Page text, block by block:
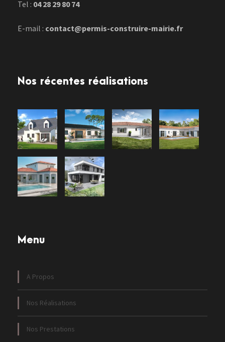
Tel : 04 28 29 80 74
E-mail : contact@permis-construire-mairie.fr
Nos récentes réalisations
Menu
A Propos
Nos Réalisations
Nos Prestations